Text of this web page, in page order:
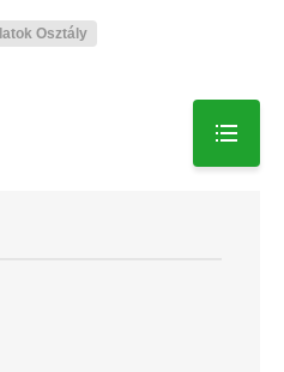
Osztály